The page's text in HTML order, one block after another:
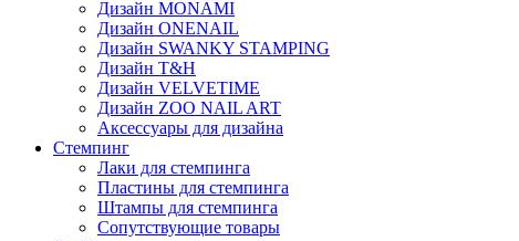
Дизайн MONAMI
Дизайн ONENAIL
Дизайн SWANKY STAMPING
Дизайн T&H
Дизайн VELVETIME
Дизайн ZOO NAIL ART
Аксессуары для дизайна
Стемпинг
Лаки для стемпинга
Пластины для стемпинга
Штампы для стемпинга
Сопутствующие товары